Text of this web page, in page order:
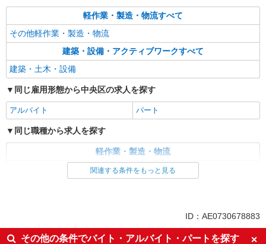
軽作業・製造・物流すべて
その他軽作業・製造・物流
建築・設備・アクティブワークすべて
建築・土木・設備
同じ雇用形態から中央区の求人を探す
アルバイト パート
同じ職種から求人を探す
軽作業・製造・物流
建築・設備・アクティブワーク
関連する条件をもっと見る
ID：AE0730678883
その他の条件でバイト・アルバイト・パートを探す